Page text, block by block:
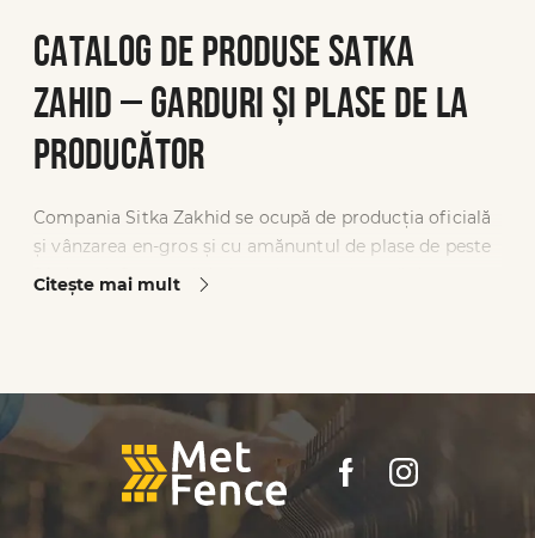
CATALOG DE PRODUSE SATKA
ZAHID – GARDURI ȘI PLASE DE LA
PRODUCĂTOR
Compania Sitka Zakhid se ocupă de producția oficială
și vânzarea en-gros și cu amănuntul de plase de peste
20 de ani. Suntem lideri pe piața ucraineană de
sunt răspândite în diferite colțuri ale Ucrainei. De-a
lungul anilor, au fost create 11 filiale, astfel încât puteți
cumpăra plase și garduri în magazinele oficiale sau pe
site. Depozitele noastre au întotdeauna mărfuri în
stoc, astfel încât să puteți primi comanda rapid și fără
Citeşte mai mult